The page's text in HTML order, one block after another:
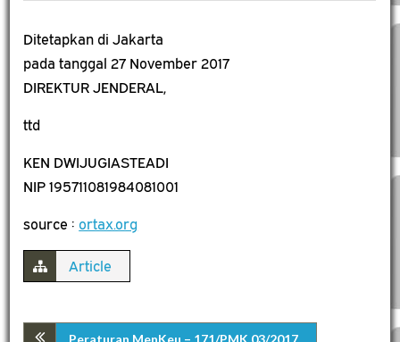
Ditetapkan di Jakarta
pada tanggal 27 November 2017
DIREKTUR JENDERAL,
ttd
KEN DWIJUGIASTEADI
NIP 195711081984081001
source : ortax.org
Article
Peraturan MenKeu – 171/PMK.03/2017